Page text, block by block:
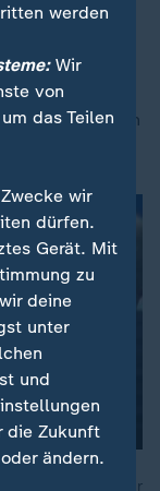
die
viel kürzer als
in Jahren
und zwar
werden
Wir
von
das Teilen
wir
dürfen.
Gerät. Mit
zu
deine
unter
und
die Zukunft
ändern.